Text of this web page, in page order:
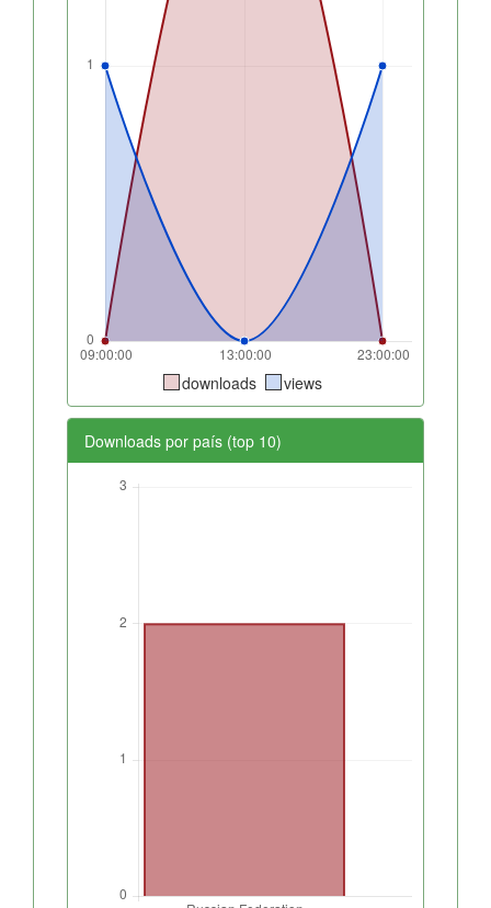
downloads views
Downloads por país (top 10)